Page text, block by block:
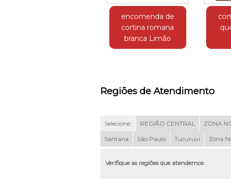
encomenda de
cortina romana
branca Limão
Regiões de Atendimento
Selecione: REGIÃO CENTRAL ZONA
Santana São Paulo Tucuruvi Zona
Verifique as regiões que atendemos